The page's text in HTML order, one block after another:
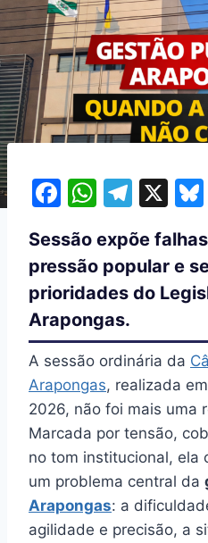
F
c
e
b
o
o
k
W
at
s
A
p
p
T
e
gr
a
m
X
Sessão expõe
pressão popular e
prioridades do
Arapongas.
A sessão ordinária da
Arapongas, realizada
2026, não foi mais uma
Marcada por tensão,
no tom institucional, ela
um problema central da
Arapongas: a
agilidade e precisão, a